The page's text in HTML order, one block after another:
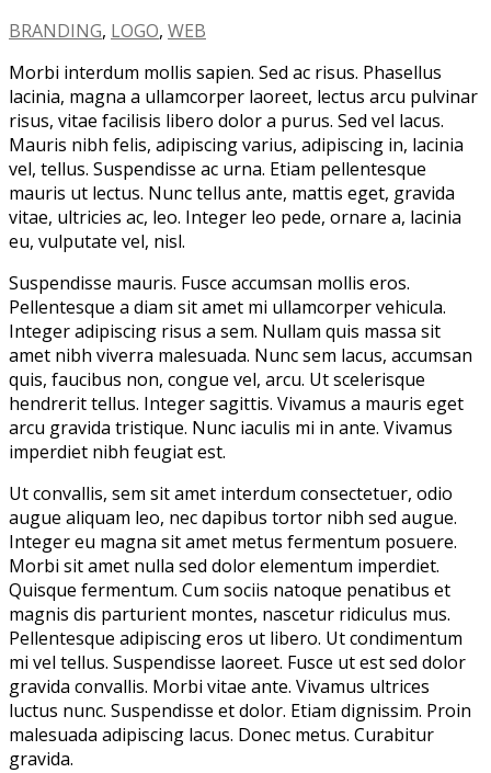
BRANDING, LOGO, WEB
Morbi interdum mollis sapien. Sed ac risus. Phasellus
lacinia, magna a ullamcorper laoreet, lectus arcu pulvinar
risus, vitae facilisis libero dolor a purus. Sed vel lacus.
Mauris nibh felis, adipiscing varius, adipiscing in, lacinia
vel, tellus. Suspendisse ac urna. Etiam pellentesque
mauris ut lectus. Nunc tellus ante, mattis eget, gravida
vitae, ultricies ac, leo. Integer leo pede, ornare a, lacinia
eu, vulputate vel, nisl.
Suspendisse mauris. Fusce accumsan mollis eros.
Pellentesque a diam sit amet mi ullamcorper vehicula.
Integer adipiscing risus a sem. Nullam quis massa sit
amet nibh viverra malesuada. Nunc sem lacus, accumsan
quis, faucibus non, congue vel, arcu. Ut scelerisque
hendrerit tellus. Integer sagittis. Vivamus a mauris eget
arcu gravida tristique. Nunc iaculis mi in ante. Vivamus
imperdiet nibh feugiat est.
Ut convallis, sem sit amet interdum consectetuer, odio
augue aliquam leo, nec dapibus tortor nibh sed augue.
Integer eu magna sit amet metus fermentum posuere.
Morbi sit amet nulla sed dolor elementum imperdiet.
Quisque fermentum. Cum sociis natoque penatibus et
magnis dis parturient montes, nascetur ridiculus mus.
Pellentesque adipiscing eros ut libero. Ut condimentum
mi vel tellus. Suspendisse laoreet. Fusce ut est sed dolor
gravida convallis. Morbi vitae ante. Vivamus ultrices
luctus nunc. Suspendisse et dolor. Etiam dignissim. Proin
malesuada adipiscing lacus. Donec metus. Curabitur
gravida.